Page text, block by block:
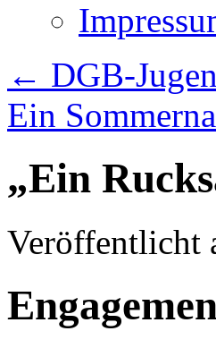
← DGB-
Ein
„Ein
Veröffentlicht